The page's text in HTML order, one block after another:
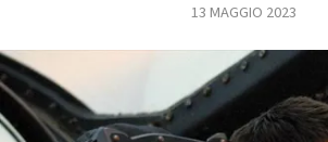
FOTO
13 MAGGIO 2023